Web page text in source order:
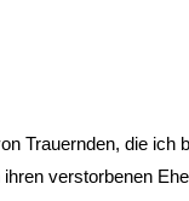
Trauernden, die
ihren verstorbenen